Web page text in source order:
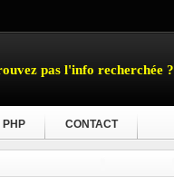
pas l'info recherchée ?
PHP CONTACT